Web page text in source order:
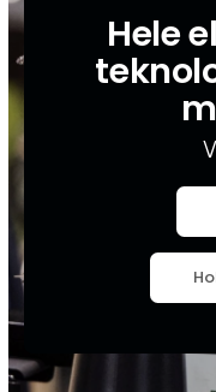
Hele